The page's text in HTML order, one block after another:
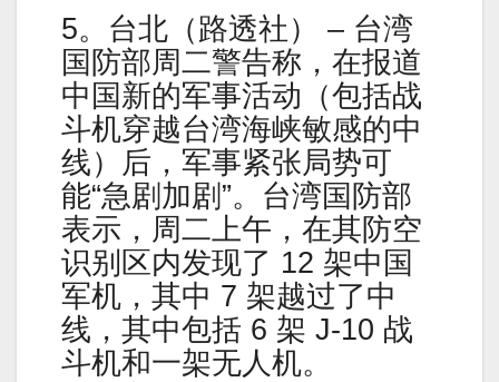
5。台北（路透社） – 台湾
国防部周二警告称，在报道
中国新的军事活动（包括战
斗机穿越台湾海峡敏感的中
线）后，军事紧张局势可
能“急剧加剧”。台湾国防部
表示，周二上午，在其防空
识别区内发现了 12 架中国
军机，其中 7 架越过了中
线，其中包括 6 架 J-10 战
斗机和一架无人机。